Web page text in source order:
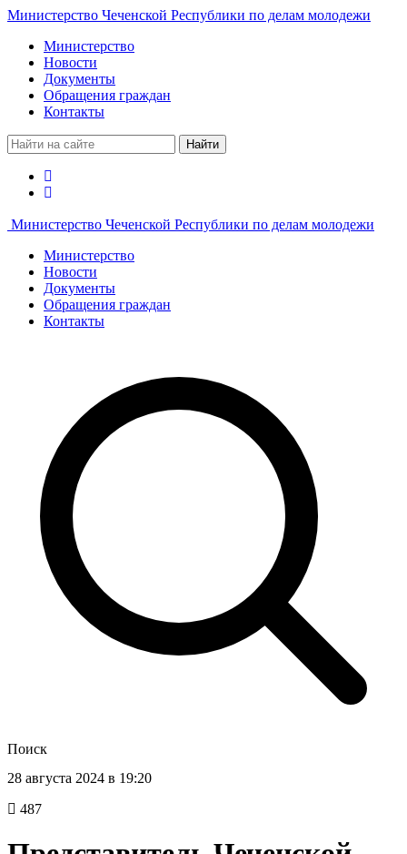
Министерство Чеченской Республики по делам молодежи
Министерство
Новости
Документы
Обращения граждан
Контакты
Найти
Министерство Чеченской Республики по делам молодежи
Министерство
Новости
Документы
Обращения граждан
Контакты
Поиск
28 августа 2024 в 19:20
487